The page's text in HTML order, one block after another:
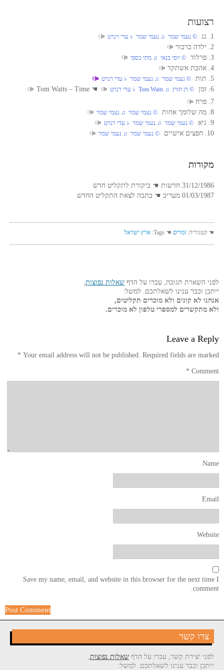
רצועות
1. גג ‏ © נעמי שמר‏ ♫ נעמי שמר‏ ♭ עדי רנרט
2. ילדה ברבור
3. פרלוד
‏ © יוסי בנאי‏ ♫ מתי כספי
4. אהבת אשתקד
5. תות
‏ © נעמי שמר‏ ♫ נעמי שמר‏ ♭ עדי רנרט
6. זמן ‏ © דן תורן‏ ♫ Tom Waits‏ ♭ עדי רנרט ☚
7. פרח
8. מה שלומך אחות
‏ © נעמי שמר‏ ♫ נעמי שמר
9. גיא ‏ © נעמי שמר‏ ♫ נעמי שמר‏ ♭ עדי רנרט
10. חפצים אישיים ‏ © נעמי שמר‏ ♫ נעמי שמר
מקורות
31/12/1986 חדשות ☚ ביקורת לתקליט חדש
01/03/1987 מעריב ☚ כתבה לצאת התקליט החדש
☚ קטגוריה: זמרים ☚ Tags: ארץ ישראל
לפני השארת תגובה, עברו על הדף שאלות נפוצות,
ייתכן וכבר ענינו לשאלתכם. למשל:
אנחנו לא קונים ולא מוכרים תקליטים,
ולא מתקשרים למספרי טלפון לא מוכרים.
Leave a Reply
Your email address will not be published. Required fields are marked
*
Comment
*
Name
Email
Website
Save my name, email, and website in this browser for the next time I
comment.
צרו קשר
לפני יצירת קשר, עברו על הדף שאלות נפוצות,
ייתכן וכבר ענינו לשאלתכם. למשל: